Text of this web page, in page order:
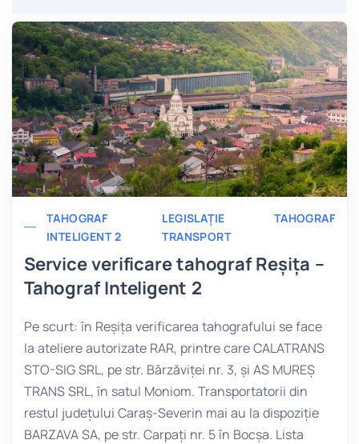
TAHOGRAF
INTELIGENT 2
LEGISLAȚIE
TRANSPORT
TAHOGRAF
Service verificare tahograf Reșița –
Tahograf Inteligent 2
Pe scurt: în Reșița verificarea tahografului se face
la ateliere autorizate RAR, printre care CALATRANS
STO-SIG SRL, pe str. Bârzăviței nr. 3, și AS MUREȘ
TRANS SRL, în satul Moniom. Transportatorii din
restul județului Caraș-Severin mai au la dispoziție
BARZAVA SA, pe str. Carpați nr. 5 în Bocșa. Lista